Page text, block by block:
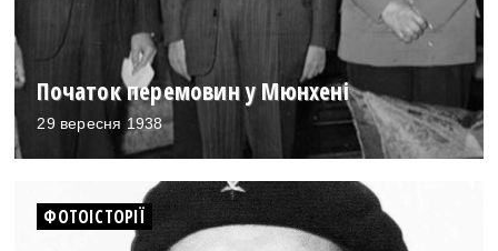
Початок перемовин у Мюнхені
29 вересня 1938
ФОТОІСТОРІЇ